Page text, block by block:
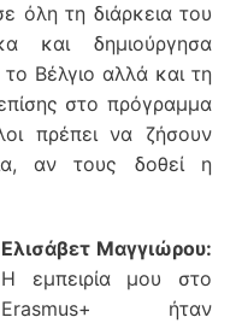
όλη τη διάρκεια του
και δημιούργησα
Βέλγιο αλλά και τη
στο πρόγραμμα
πρέπει να ζήσουν
αν τους δοθεί η
Ελισάβετ Μαγγιώρου:
Η εμπειρία μου στο
Erasmus+ ήταν